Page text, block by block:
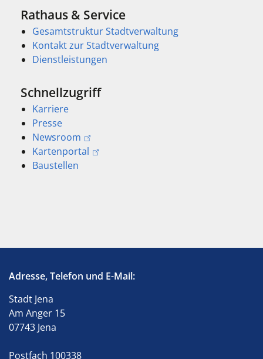
Rathaus & Service
Gesamtstruktur Stadtverwaltung
Kontakt zur Stadtverwaltung
Dienstleistungen
Schnellzugriff
Karriere
Presse
Newsroom
Kartenportal
Baustellen
Adresse, Telefon und E-Mail:
Stadt Jena
Am Anger 15
07743 Jena
Postfach 100338